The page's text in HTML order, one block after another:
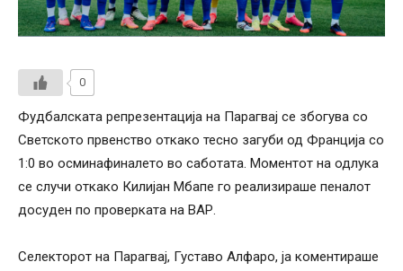
0
Фудбалската репрезентација на Парагвај се збогува со
Светското првенство откако тесно загуби од Франција со
1:0 во осминафиналето во саботата. Моментот на одлука
се случи откако Килијан Мбапе го реализираше пеналот
досуден по проверката на ВАР.
Селекторот на Парагвај, Густаво Алфаро, ја коментираше